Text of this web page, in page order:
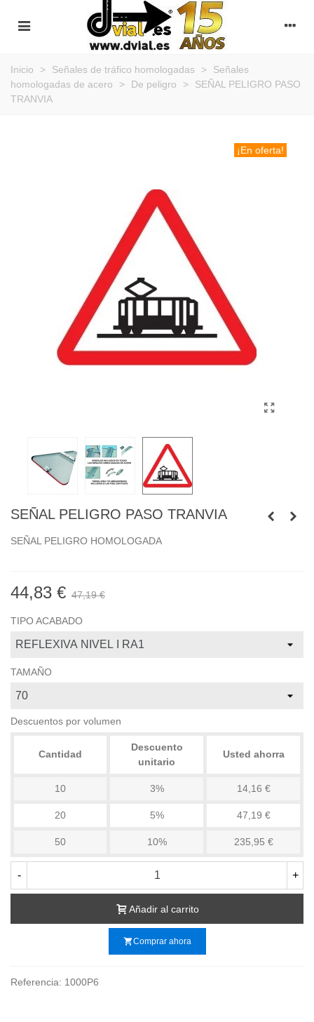
Inicio > Señales de tráfico homologadas >
Señales
homologadas de acero
> De peligro >
SEÑAL PELIGRO PASO
TRANVIA
¡En oferta!
SEÑAL PELIGRO PASO TRANVIA
SEÑAL PELIGRO HOMOLOGADA
44,83 € 47,19 €
TIPO ACABADO
TAMAÑO
Descuentos por volumen
Cantidad
Descuento
unitario
Usted ahorra
10 3% 14,16 €
20 5% 47,19 €
50 10% 235,95 €
- +
Añadir al carrito
shopping_cartComprar ahora
Referencia: 1000P6